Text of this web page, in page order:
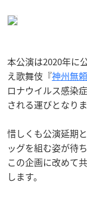
本公演は2020年に
え歌舞伎『神州無
ロナウイルス感染
される運びとなりま
惜しくも公演延期
ッグを組む姿が待
この企画に改めて
します。